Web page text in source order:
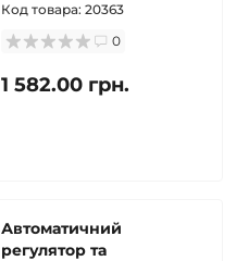
Код товара: 20363
0
1 582.00 грн.
Автоматичний
регулятор та